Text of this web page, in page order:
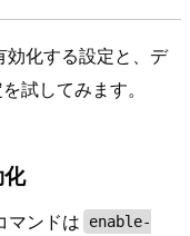
化する設定と、デ
試してみます。
マンドは
enable-